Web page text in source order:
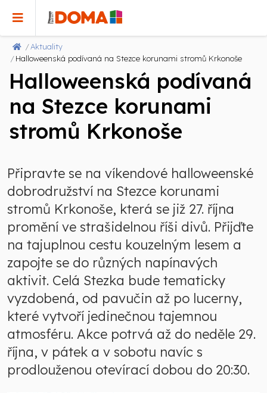
Aktuality
Halloweenská podívaná na Stezce korunami stromů Krkonoše
Halloweenská podívaná
na Stezce korunami
stromů Krkonoše
Připravte se na víkendové halloweenské
dobrodružství na Stezce korunami
stromů Krkonoše, která se již 27. října
promění ve strašidelnou říši divů. Přijďte
na tajuplnou cestu kouzelným lesem a
zapojte se do různých napínavých
aktivit. Celá Stezka bude tematicky
vyzdobená, od pavučin až po lucerny,
které vytvoří jedinečnou tajemnou
atmosféru. Akce potrvá až do neděle 29.
října, v pátek a v sobotu navíc s
prodlouženou otevírací dobou do 20:30.